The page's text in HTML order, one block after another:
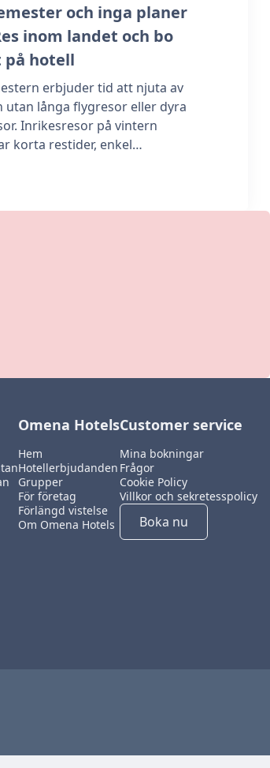
och inga planer
inom landet och bo
hotell
erbjuder tid att njuta av
utan långa flygresor eller dyra
Inrikesresor på vintern
korta restider, enkel…
Omena Hotels
Hem
Hotellerbjudanden
Grupper
För företag
Förlängd vistelse
Om Omena Hotels
Customer service
Mina bokningar
Frågor
Cookie Policy
Villkor och sekretesspolicy
Boka nu